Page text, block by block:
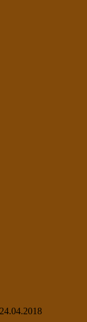
24.04.2018